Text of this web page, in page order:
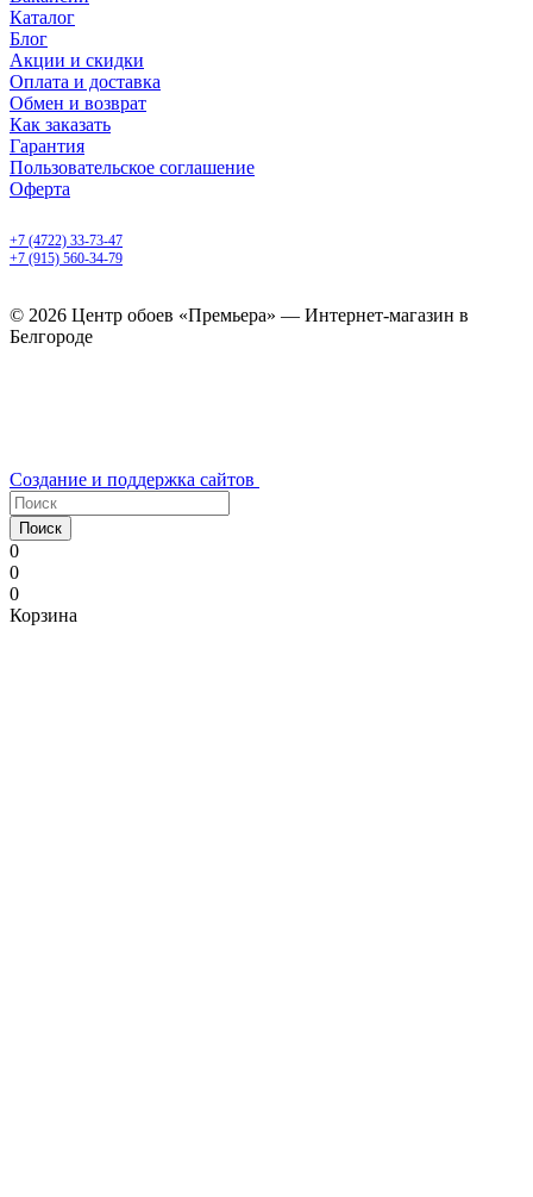
Каталог
Блог
Акции и скидки
Оплата и доставка
Обмен и возврат
Как заказать
Гарантия
Пользовательское соглашение
Оферта
+7 (4722) 33-73-47
+7 (915) 560-34-79
© 2026 Центр обоев «Премьера» — Интернет-магазин в
Белгороде
Создание и поддержка сайтов
Поиск
0
0
0
Корзина